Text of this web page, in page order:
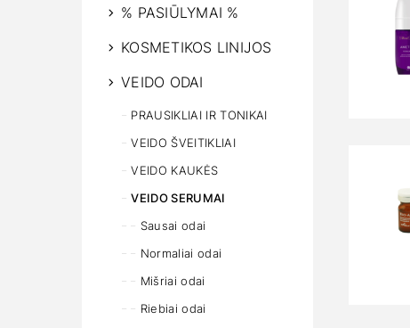
% PASIŪLYMAI %
KOSMETIKOS LINIJOS
VEIDO ODAI
PRAUSIKLIAI IR TONIKAI
VEIDO ŠVEITIKLIAI
VEIDO KAUKĖS
VEIDO SERUMAI
Sausai odai
Normaliai odai
Mišriai odai
Riebiai odai